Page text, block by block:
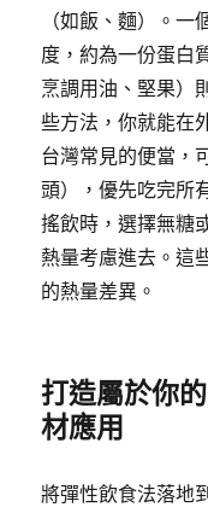
（如飯、麵）。
度，約為一份蛋白
烹調用油、堅果）
些方法，你就能在
台灣常見的便當，
頭），優先吃完所
搖飲時，選擇無糖
熱量考慮進去。這
的熱量差異。
打造屬於你
材應用
將彈性飲食法落地